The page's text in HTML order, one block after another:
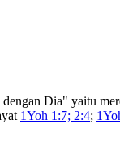
Dia" yaitu
1Yoh 1:7; 2:4;